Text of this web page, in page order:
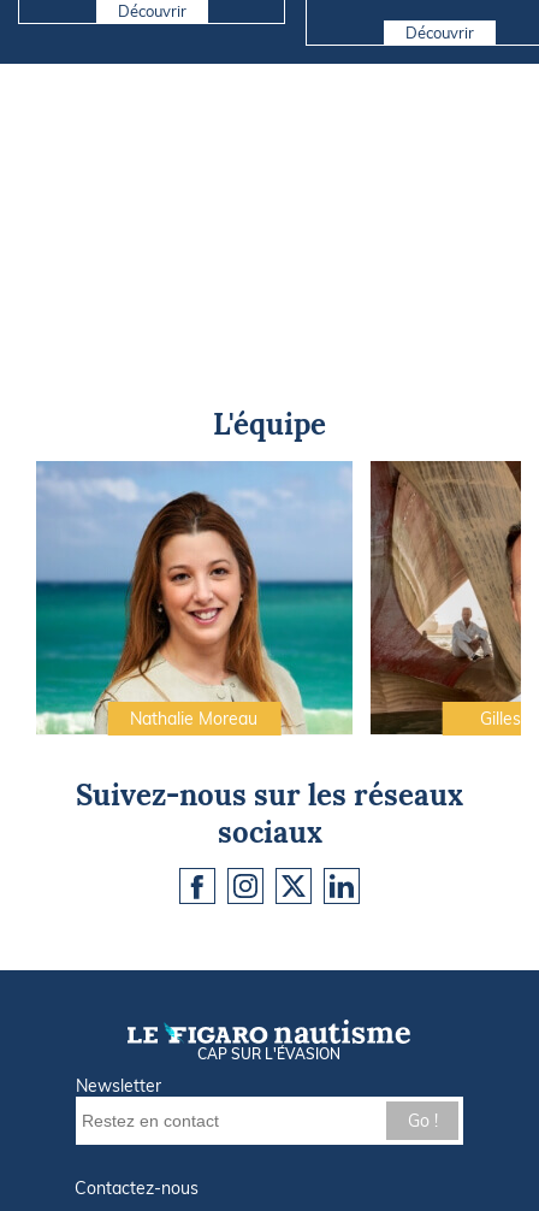
Découvrir
Rh...
Découvrir
L'équipe
Nathalie Moreau Gilles
Suivez-nous sur les réseaux
sociaux
CAP SUR L'ÉVASION
Newsletter
Go !
Contactez-nous